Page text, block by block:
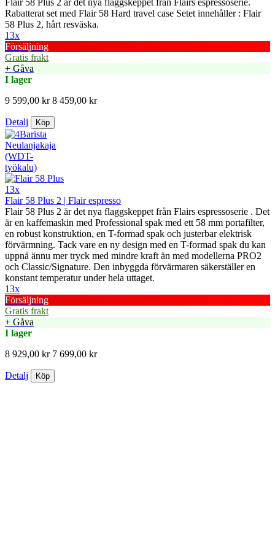
Rabatterat set med Flair 58 Hard travel case Setet innehåller : Flair
58 Plus 2, hårt resväska.
13x
Försäljning
Gratis frakt
+ Gåva
I lager
9 599,00 kr 8 459,00 kr
Detalj Köp
13x
Flair 58 Plus 2 | Flair espresso
Flair 58 Plus 2 är det nya flaggskeppet från Flairs espressoserie . Det
är en kaffemaskin med Professional spak med ett 58 mm portafilter,
en robust konstruktion, en T-formad spak och justerbar elektrisk
förvärmning. Tack vare en ny design med en T-formad spak du kan
uppnå ännu mer tryck med mindre kraft än med modellerna PRO2
och Classic/Signature. Den inbyggda förvärmaren säkerställer en
konstant temperatur under hela uttaget.
13x
Försäljning
Gratis frakt
+ Gåva
I lager
8 929,00 kr 7 699,00 kr
Detalj Köp